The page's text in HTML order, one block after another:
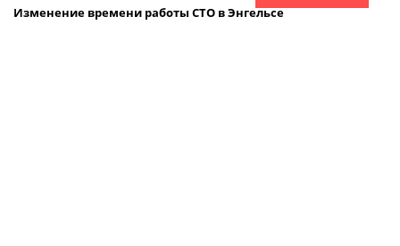
Изменение времени работы СТО в Энгельсе